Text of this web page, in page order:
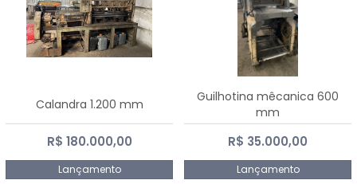
Calandra 1.200 mm
R$ 180.000,00
Lançamento
Guilhotina mêcanica 600
mm
R$ 35.000,00
Lançamento